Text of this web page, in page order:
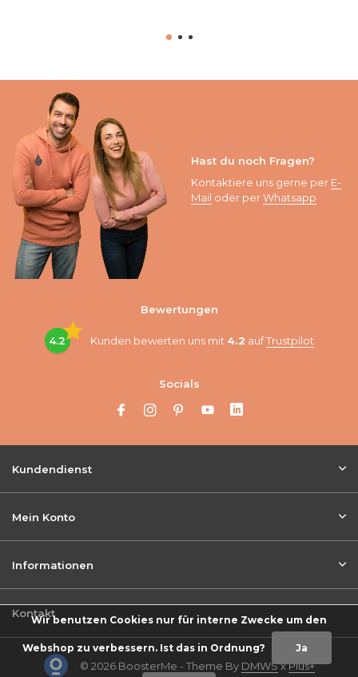
Hast du noch Fragen?
Kontaktiere uns gerne per E-
Mail oder perWhatsapp
Bewertungen
4.2 Kunden bewerten uns mit 4.2 aufTrustpilot
Socials
Kundendienst
Mein Konto
Informationen
Kontakt
© 2026 BoosterMe - Theme By DMWSxPlus+
Wir benutzen Cookies nur für interne Zwecke um den
Webshop zu verbessern. Ist das in Ordnung? Ja